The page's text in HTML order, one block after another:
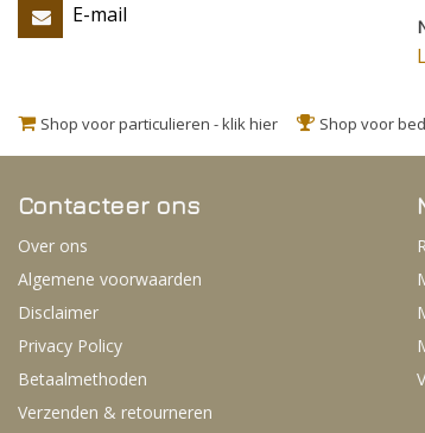
E-mail
Shop voor particulieren - klik hier Shop voor
Contacteer ons
Over ons
Algemene voorwaarden
Disclaimer
Privacy Policy
Betaalmethoden
Verzenden & retourneren